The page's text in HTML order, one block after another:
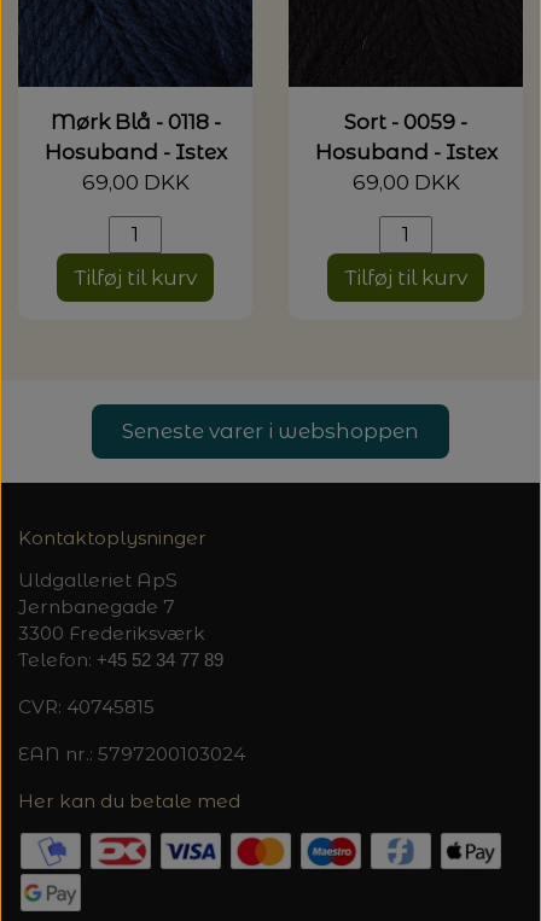
Mørk Blå - 0118 -
Hosuband - Istex
69,00 DKK
Tilføj til kurv
Sort - 0059 -
Hosuband - Istex
69,00 DKK
Tilføj til kurv
Seneste varer i webshoppen
Kontaktoplysninger
Uldgalleriet ApS
Jernbanegade 7
3300 Frederiksværk
Telefon: +45 52 34 77 89
CVR: 40745815
EAN nr.: 5797200103024
Her kan du betale med